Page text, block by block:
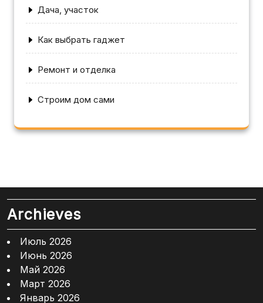
Дача, участок
Как выбрать гаджет
Ремонт и отделка
Строим дом сами
Archieves
Июль 2026
Июнь 2026
Май 2026
Март 2026
Январь 2026